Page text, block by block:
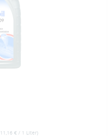
11,16 € / 1 Liter)